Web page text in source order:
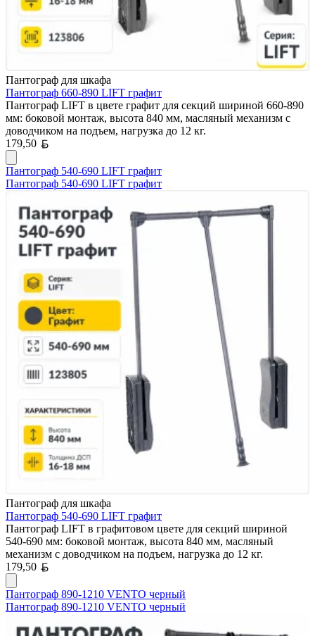
Пантограф для шкафа
Пантограф 660-890 LIFT графит
Пантограф LIFT в цвете графит для секций шириной 660-890
мм: боковой монтаж, высота 840 мм, масляный механизм с
доводчиком на подъем, нагрузка до 12 кг.
179,50
Пантограф 540-690 LIFT графит
Пантограф 540-690 LIFT графит
Пантограф для шкафа
Пантограф 540-690 LIFT графит
Пантограф LIFT в графитовом цвете для секций шириной
540-690 мм: боковой монтаж, высота 840 мм, масляный
механизм с доводчиком на подъем, нагрузка до 12 кг.
179,50
Пантограф 890-1210 VENTO черный
Пантограф 890-1210 VENTO черный